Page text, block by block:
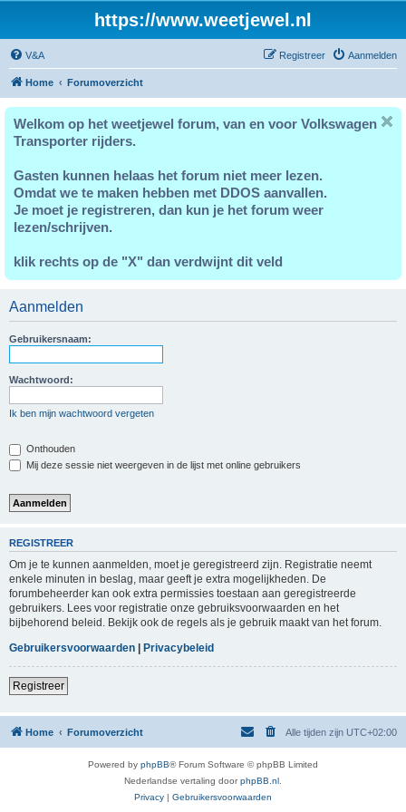
https://www.weetjewel.nl
V&A Aanmelden
Registreer
Home Forumoverzicht
Welkom op het weetjewel forum, van en voor Volkswagen
Transporter rijders.
Gasten kunnen helaas het forum niet meer lezen.
Omdat we te maken hebben met DDOS aanvallen.
Je moet je registreren, dan kun je het forum weer
lezen/schrijven.
klik rechts op de "X" dan verdwijnt dit veld
Aanmelden
Gebruikersnaam:
Wachtwoord:
Ik ben mijn wachtwoord vergeten
Onthouden
Mij deze sessie niet weergeven in de lijst met online gebruikers
REGISTREER
Om je te kunnen aanmelden, moet je geregistreerd zijn. Registratie neemt
enkele minuten in beslag, maar geeft je extra mogelijkheden. De
forumbeheerder kan ook extra permissies toestaan aan geregistreerde
gebruikers. Lees voor registratie onze gebruiksvoorwaarden en het
bijbehorend beleid. Bekijk ook de regels als je gebruik maakt van het forum.
Gebruikersvoorwaarden | Privacybeleid
Registreer
Home Forumoverzicht Alle tijden zijn UTC+02:00
Powered by phpBB® Forum Software © phpBB Limited
Nederlandse vertaling doorphpBB.nl
Privacy | Gebruikersvoorwaarden